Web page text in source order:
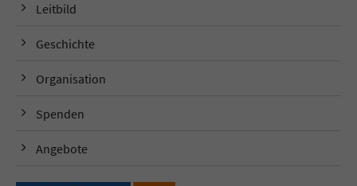
Leitbild
Geschichte
Organisation
Spenden
Angebote